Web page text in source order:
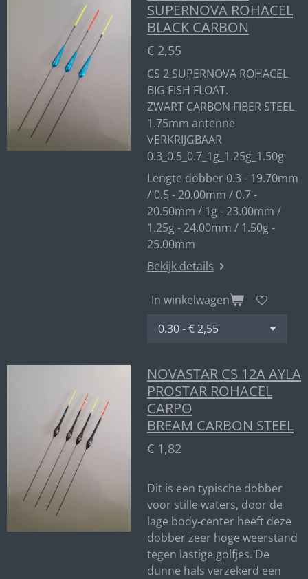
SUPERNOVA ROHACEL
BLACK CARBON
€ 2,55
CS 2 SUPERNOVA ROHACEL
BIG FISH FLOAT.
ZWART CARBON FIBER STEEL
1.75mm antenne
VERKRIJGBAAR
0.3_0.5_0.7_1g_1.25g_1.50g
Lengte dobber 0.3 - 19.70mm
/ 0.5 - 20.00mm / 0.7 -
20.50mm / 1g - 23.00mm /
1.25g - 24.00mm / 1.50g -
25.00mm
Bekijk details
In winkelwagen
NOVASTAR CS 12A AYLA
PROSTAR ROHACEL
CARPO
BREAM CARBON STEEL
€ 1,82
Dit is een typische dobber
voor stille waters, door de
lage body-center heeft deze
dobber zeer hoge weerstand
tegen lastige golfjes. De
dunne hals verzekerd een